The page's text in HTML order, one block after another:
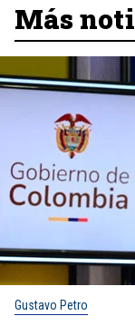
Más
Gustavo Petro